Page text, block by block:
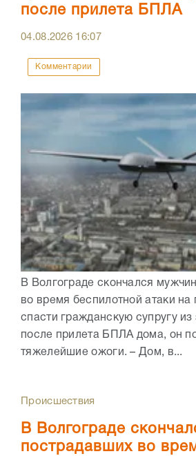
после прилета БПЛА
04.08.2026 16:07
Комментарии
В Волгограде скончался
во время беспилотной атаки на
спасти гражданскую супругу
после прилета БПЛА дома, он
тяжелейшие ожоги. – Дом, в...
Происшествия
В Волгограде
пострадавших во